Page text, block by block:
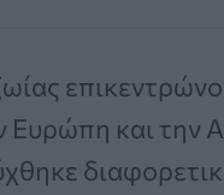
Ευρώπη και την